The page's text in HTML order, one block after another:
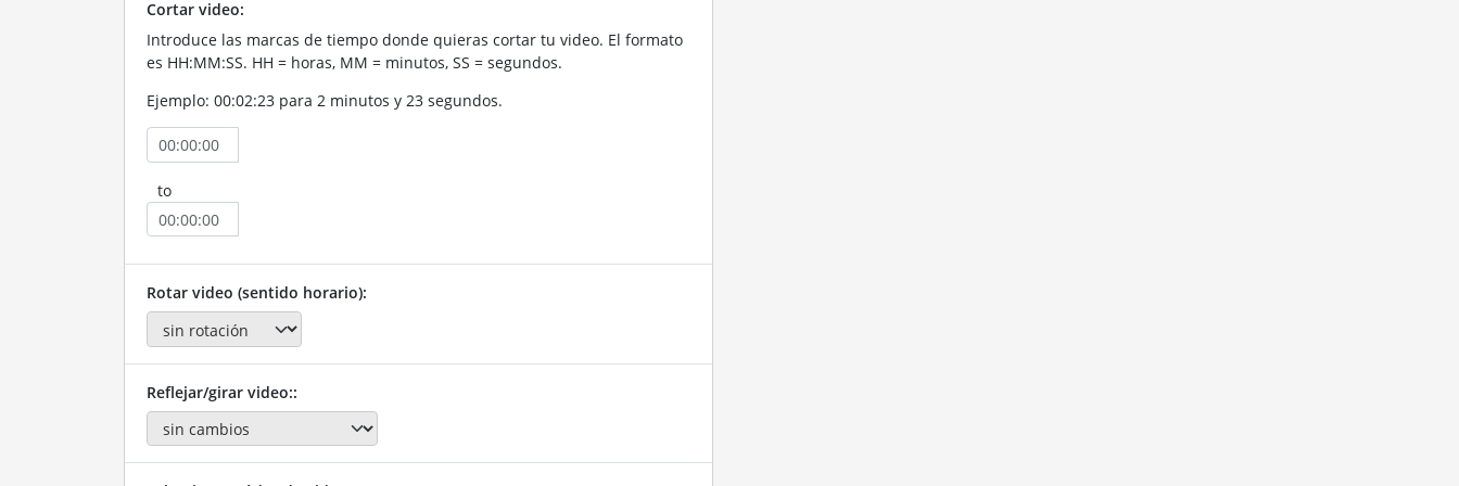
Cortar video:
Introduce las marcas de tiempo donde quieras cortar tu video. El formato
es HH:MM:SS. HH = horas, MM = minutos, SS = segundos.
Ejemplo: 00:02:23 para 2 minutos y 23 segundos.
to
Rotar video (sentido horario):
Reflejar/girar video::